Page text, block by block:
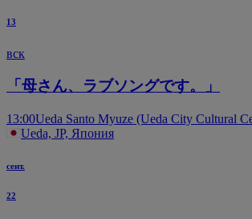
13
вск
「母さん、ラブソングです。」
13:00Ueda Santo Myuze (Ueda City Cultural
Ueda, JP, Япония
сент.
22